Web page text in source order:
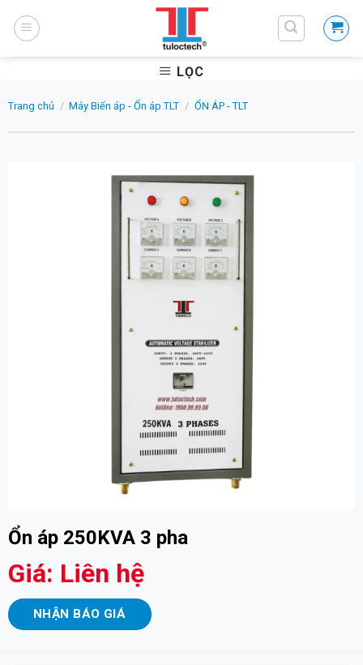
LỌC
Trang chủ / Máy Biến áp - Ổn áp TLT / ỔN ÁP - TLT
Ổn áp 250KVA 3 pha
Giá: Liên hệ
NHẬN BÁO GIÁ